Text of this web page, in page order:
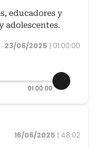
educadores y
adolescentes.
23/06/2025 | 01:00:00
01:00:00
16/06/2025 | 48:02